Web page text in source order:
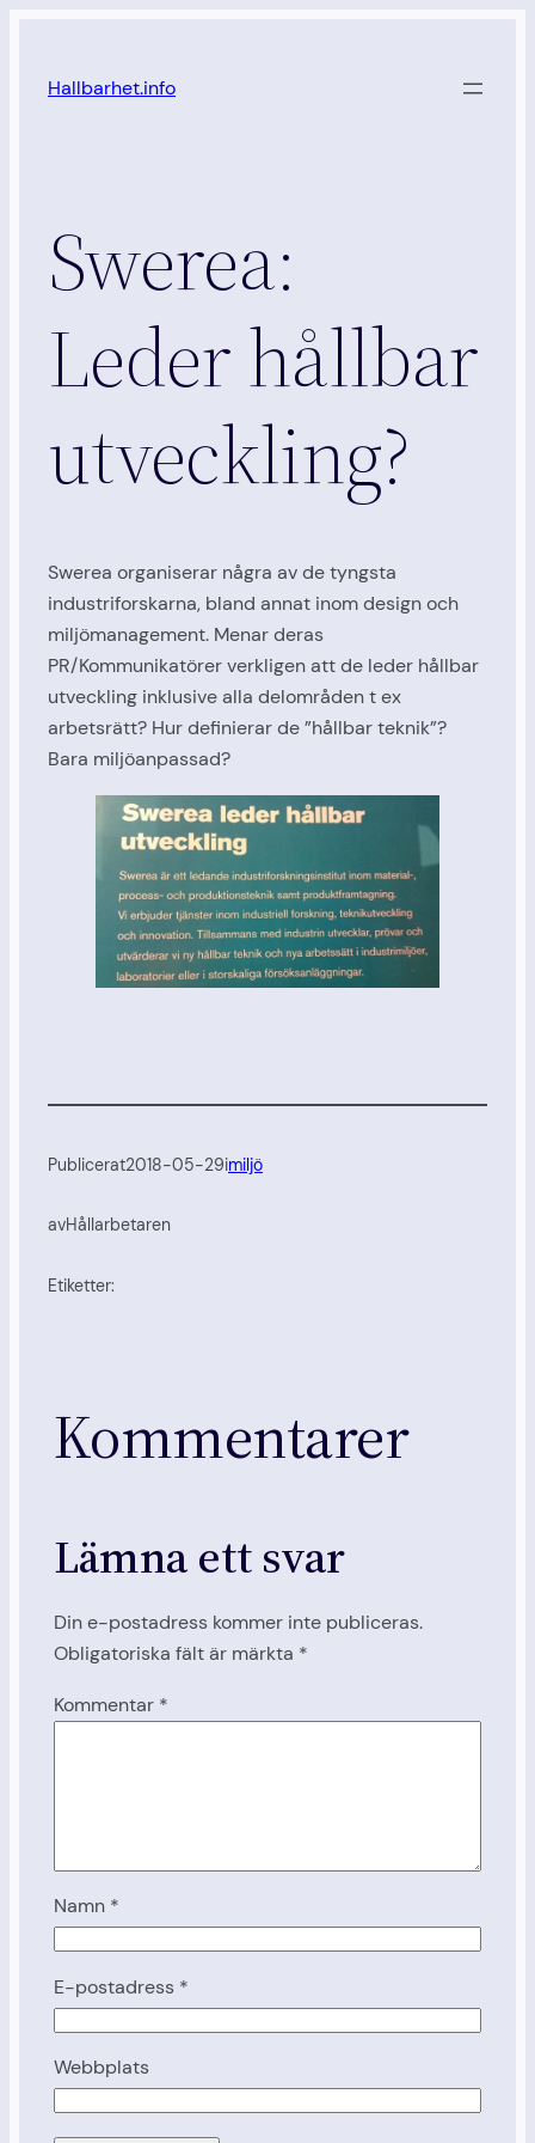
innehåll
Hallbarhet.info
Swerea:
Leder hållbar
utveckling?
Swerea organiserar några av de tyngsta
industriforskarna, bland annat inom design och
miljömanagement. Menar deras
PR/Kommunikatörer verkligen att de leder hållbar
utveckling inklusive alla delområden t ex
arbetsrätt? Hur definierar de ”hållbar teknik”?
Bara miljöanpassad?
Publicerat2018-05-29imiljö
avHållarbetaren
Etiketter:
Kommentarer
Lämna ett svar
Din e-postadress kommer inte publiceras.
Obligatoriska fält är märkta *
Kommentar *
Namn *
E-postadress *
Webbplats